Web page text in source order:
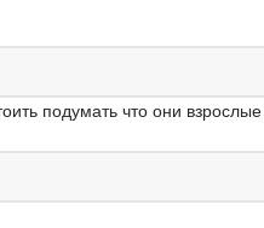
подумать что они